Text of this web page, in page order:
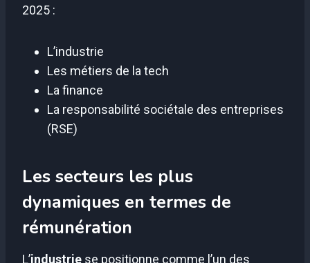
2025 :
L’industrie
Les métiers de la tech
La finance
La responsabilité sociétale des entreprises
(RSE)
Les secteurs les plus
dynamiques en termes de
rémunération
L’industrie se positionne comme l’un des